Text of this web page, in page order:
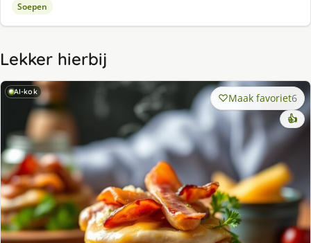
Soepen
Lekker hierbij
AI-kok Maak favoriet6
👍